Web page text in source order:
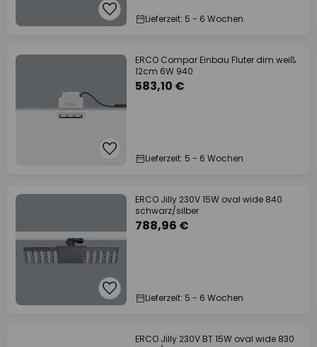
Lieferzeit: 5 - 6 Wochen
ERCO Compar Einbau Fluter dim weiß
12cm 6W 940
583,10 €
Lieferzeit: 5 - 6 Wochen
ERCO Jilly 230V 15W oval wide 840
schwarz/silber
788,96 €
Lieferzeit: 5 - 6 Wochen
ERCO Jilly 230V BT 15W oval wide 830